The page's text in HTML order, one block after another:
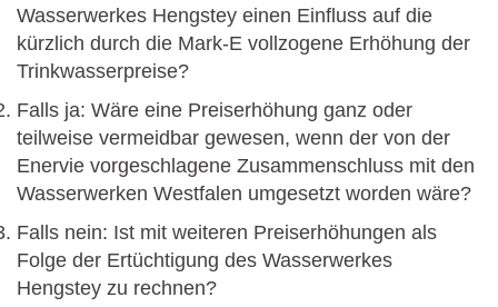
Wasserwerkes Hengstey einen Einfluss auf die
kürzlich durch die Mark-E vollzogene Erhöhung der
Trinkwasserpreise?
Falls ja: Wäre eine Preiserhöhung ganz oder
teilweise vermeidbar gewesen, wenn der von der
Enervie vorgeschlagene Zusammenschluss mit den
Wasserwerken Westfalen umgesetzt worden wäre?
Falls nein: Ist mit weiteren Preiserhöhungen als
Folge der Ertüchtigung des Wasserwerkes
Hengstey zu rechnen?